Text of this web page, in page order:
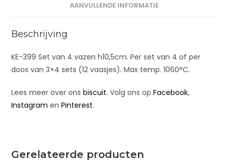
:
AANVULLENDE INFORMATIE
Beschrijving
KE-399 Set van 4 vazen h10,5cm. Per set van 4 of per
doos van 3×4 sets (12 vaasjes). Max temp. 1060°C.
Lees meer over onsbiscuit. Volg ons opFacebook,
Instagram enPinterest.
Gerelateerde producten